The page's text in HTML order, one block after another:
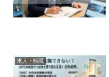
求人・転職